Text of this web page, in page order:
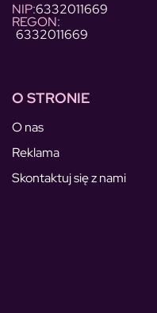
NIP:6332011669
REGON:
6332011669
O STRONIE
O nas
Reklama
Skontaktuj się z nami